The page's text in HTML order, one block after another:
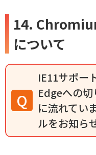
14.
について
IE11サポー
Edgeへの
に流れてい
ルをお知ら